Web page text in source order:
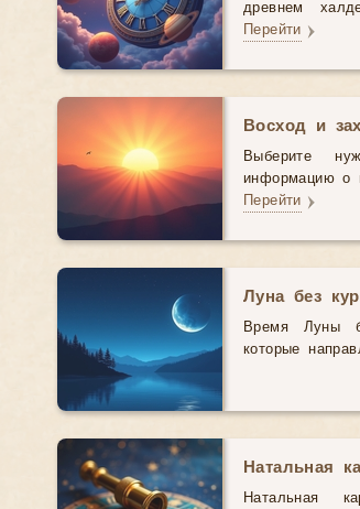
древнем
Перейти
Восход и
Выберите
информацию о
Перейти
Луна без
Время Луны
которые
Натальная
Натальная